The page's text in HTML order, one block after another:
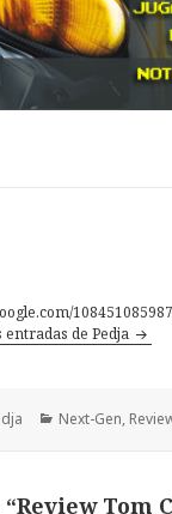
entradas de Pedja
Categorías
Next-Gen,
Tom